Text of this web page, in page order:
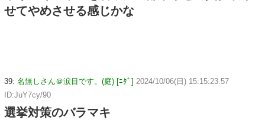
せてやめさせる感じかな
39: 名無しさん＠涙目です。(庭) [ﾆﾀﾞ] 2024/10/06(日) 15:15:23.57
ID:JuY7cy/90
選挙対策のバラマキ